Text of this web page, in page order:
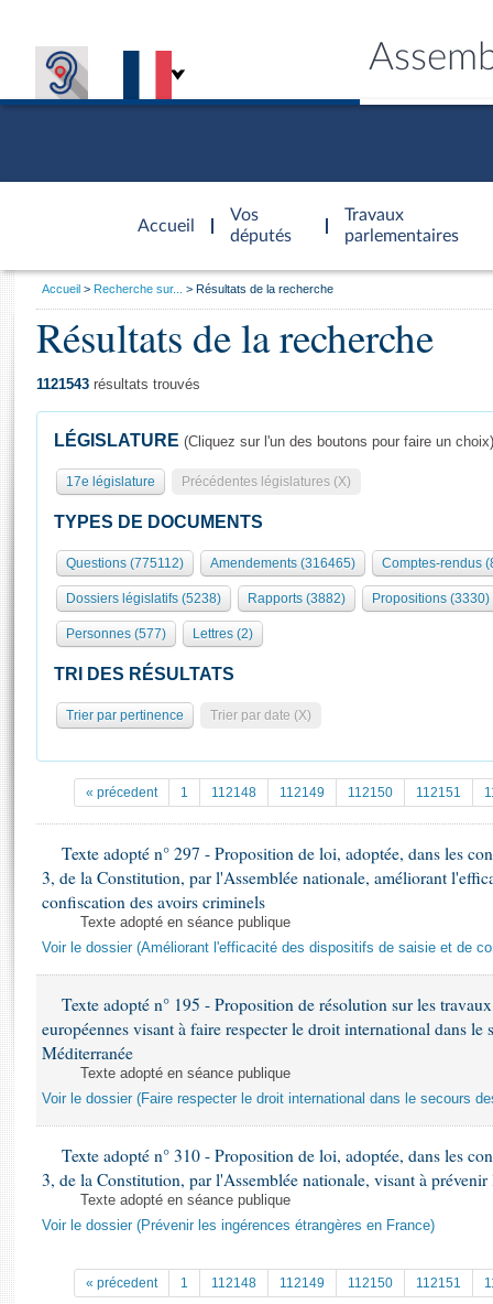
Accueil
d'accueil
Vos
députés
Travaux
parlementaires
Présidence
577 députés
Groupes politiques
Élections législatives
Séance publique
Commissions et autres organes
Europe et International
Contrôle et évaluation
Congrès
Pétitions
Documents parlementaires
Propositions de loi
Amendements
Textes adoptés
Rapports législatifs
Rapports sur l'application des lois
Baromètre de l’application des lois
Budget et sécurité sociale
Questions écrites et orales
Comptes rendus des débats
Général
Rôle et pouvoirs de l'Assemblée
Organisation de l'Assemblée
Présidence Conférence des Présidents Bureau Collège des
Statistiques et chiffres clés
Transparence et déontologie
Histoire
Juniors
Anciennes législatures
Liens vers les sites publics
Visiter l'Assemblée
Visite virtuelle du palais Bourbon
Assister à une séance
Accès des chercheurs à l’Assemblée
Les évènements
Les archives
Photos libres de droit
Vous
Accueil Recherche sur... Résultats de la recherche
Résultats de la recherche
1121543 résultats trouvés
LÉGISLATURE (Cliquez sur l'un des boutons pour faire un choix)
17e législature Précédentes législatures (X)
TYPES DE DOCUMENTS
Questions (775112) Amendements (316465) Comptes-rendus
Dossiers législatifs (5238) Rapports (3882) Propositions (3330)
Personnes (577) Lettres (2)
TRI DES RÉSULTATS
Trier par pertinence Trier par date (X)
« précedent 1 112148 112149 112150 112151
Texte adopté n° 297 - Proposition de loi, adoptée, dans les
3, de la Constitution, par l'Assemblée nationale, améliorant
confiscation des avoirs criminels
Texte adopté en séance publique
Voir le dossier (Améliorant l'efficacité des dispositifs de saisie et de
Texte adopté n° 195 - Proposition de résolution sur les
européennes visant à faire respecter le droit international dans le
Méditerranée
Texte adopté en séance publique
Voir le dossier (Faire respecter le droit international dans le secours
Texte adopté n° 310 - Proposition de loi, adoptée, dans les
3, de la Constitution, par l'Assemblée nationale, visant à prévenir
Texte adopté en séance publique
Voir le dossier (Prévenir les ingérences étrangères en France)
« précedent 1 112148 112149 112150 112151